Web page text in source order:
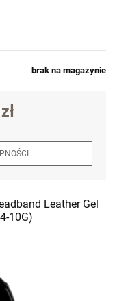
brak na magazynie
Leather Gel
10G)